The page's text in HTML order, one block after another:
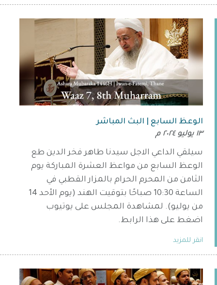
الوعظ السابع | البث المباشر
١٣ يوليو ٢٠٢٤ م
سيلقي الداعي الاجل سيدنا طاهر فخر الدين طع
الوعظ السابع من مواعظ العشرة المباركة يوم
الثامن من المحرم الحرام بالمزار القطبي في
الساعة 10:30 صباحًا بتوقيت الهند (يوم الأحد 14
من يوليو). لمشاهدة المجلس على يوتيوب
اضغط على هذا الرابط.
انقر للمزيد